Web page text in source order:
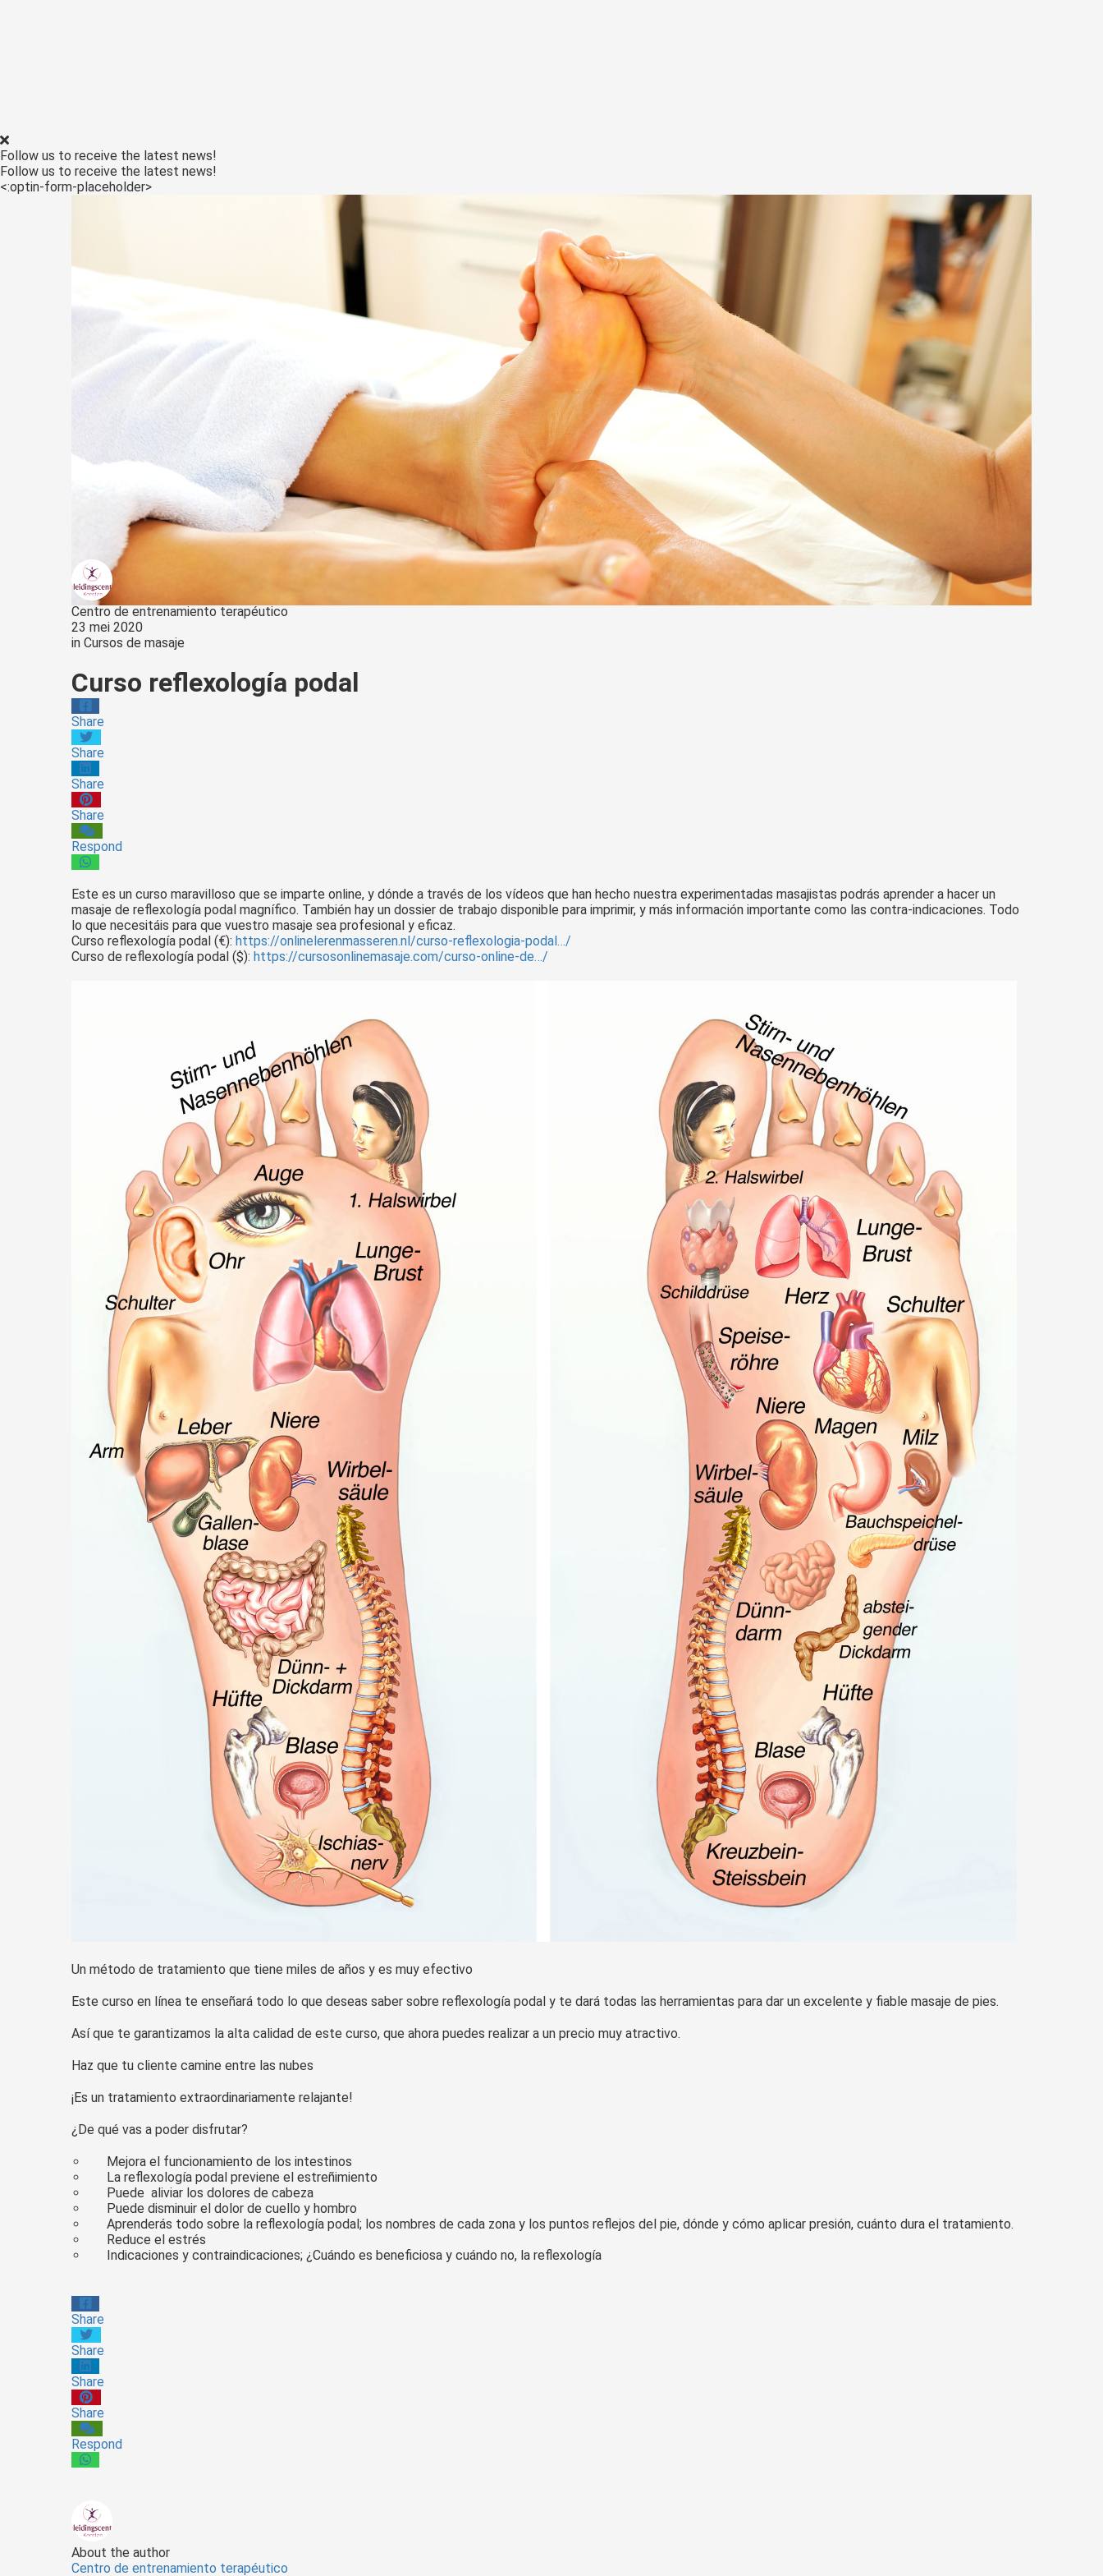
Follow us to receive the latest news!
Follow us to receive the latest news!
<:optin-form-placeholder>
Centro de entrenamiento terapéutico
23 mei 2020
in Cursos de masaje
Curso reflexología podal
Share
Share
Share
Share
Respond
Este es un curso maravilloso que se imparte online, y dónde a través de los vídeos que han hecho nuestra experimentadas masajistas podrás aprender a hacer un
masaje de reflexología podal magnífico. También hay un dossier de trabajo disponible para imprimir, y más información importante como las contra-indicaciones. Todo
lo que necesitáis para que vuestro masaje sea profesional y eficaz.
Curso reflexología podal (€): https://onlinelerenmasseren.nl/curso-reflexologia-podal…/
Curso de reflexología podal ($): https://cursosonlinemasaje.com/curso-online-de…/
Un método de tratamiento que tiene miles de años y es muy efectivo
Este curso en línea te enseñará todo lo que deseas saber sobre reflexología podal y te dará todas las herramientas para dar un excelente y fiable masaje de pies.
Así que te garantizamos la alta calidad de este curso, que ahora puedes realizar a un precio muy atractivo.
Haz que tu cliente camine entre las nubes
¡Es un tratamiento extraordinariamente relajante!
¿De qué vas a poder disfrutar?
Mejora el funcionamiento de los intestinos
La reflexología podal previene el estreñimiento
Puede aliviar los dolores de cabeza
Puede disminuir el dolor de cuello y hombro
Aprenderás todo sobre la reflexología podal; los nombres de cada zona y los puntos reflejos del pie, dónde y cómo aplicar presión, cuánto dura el tratamiento.
Reduce el estrés
Indicaciones y contraindicaciones; ¿Cuándo es beneficiosa y cuándo no, la reflexología
Share
Share
Share
Share
Respond
About the author
Centro de entrenamiento terapéutico